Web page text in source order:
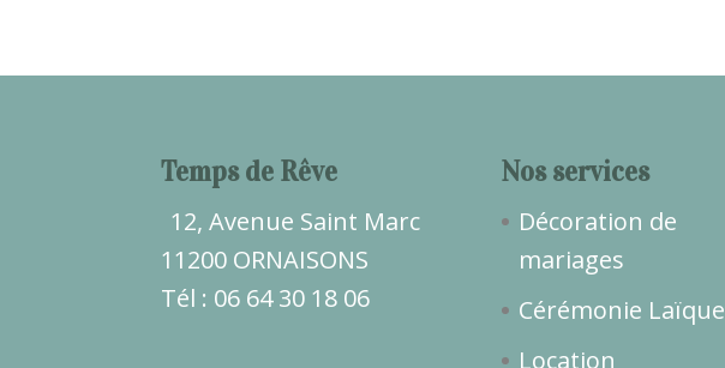
Temps de Rêve
12, Avenue Saint Marc
11200 ORNAISONS
Tél : 06 64 30 18 06
Nos services
Décoration de
mariages
Cérémonie Laïque
Location